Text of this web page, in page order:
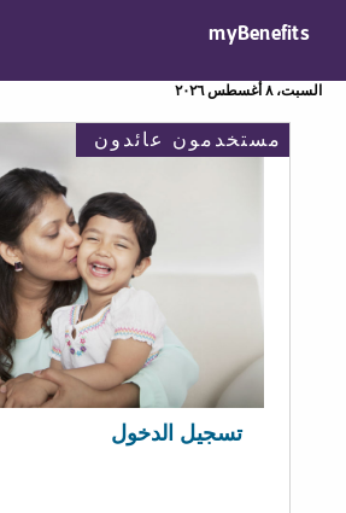
myBenefits
السبت، ٨ أغسطس ٢٠٢٦
مستخدمون عائدون
تسجيل الدخول